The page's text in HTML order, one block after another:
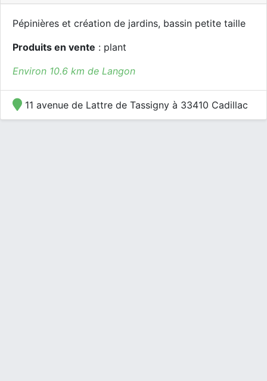
Pépinières et création de jardins, bassin petite taille
Produits en vente : plant
Environ 10.6 km de Langon
11 avenue de Lattre de Tassigny à 33410 Cadillac